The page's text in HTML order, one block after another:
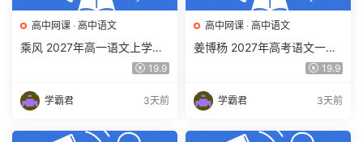
高中网课 · 高中语文
乘风 2027年高一语文上学期
网课教程 高一语文 暑假班视
19.9
学霸君 3天前
高中网课 · 高中语文
姜博杨 2027年高考语文一轮
复习网课教程 高三语文 上学
下载
19.9
学霸君 3天前